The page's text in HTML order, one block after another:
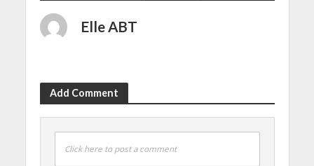
Elle ABT
Add Comment
Click here to post a comment